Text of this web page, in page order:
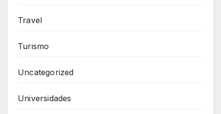
Travel
Turismo
Uncategorized
Universidades